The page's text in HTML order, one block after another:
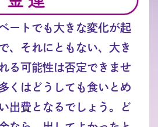
ートでも大きな変化が起
、それにともない、大き
る可能性は否定できませ
くはどうしても食いとめ
出費となるでしょう。ど